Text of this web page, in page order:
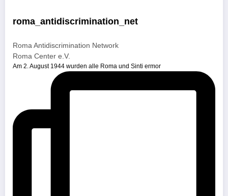
roma_antidiscrimination_net
Roma Antidiscrimination Network
Roma Center e.V.
Am 2. August 1944 wurden alle Roma und Sinti ermor